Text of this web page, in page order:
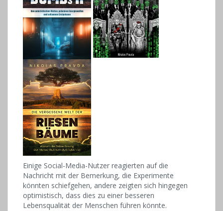
Einige Social-Media-Nutzer reagierten auf die
Nachricht mit der Bemerkung, die Experimente
könnten schiefgehen, andere zeigten sich hingegen
optimistisch, dass dies zu einer besseren
Lebensqualität der Menschen führen könnte.